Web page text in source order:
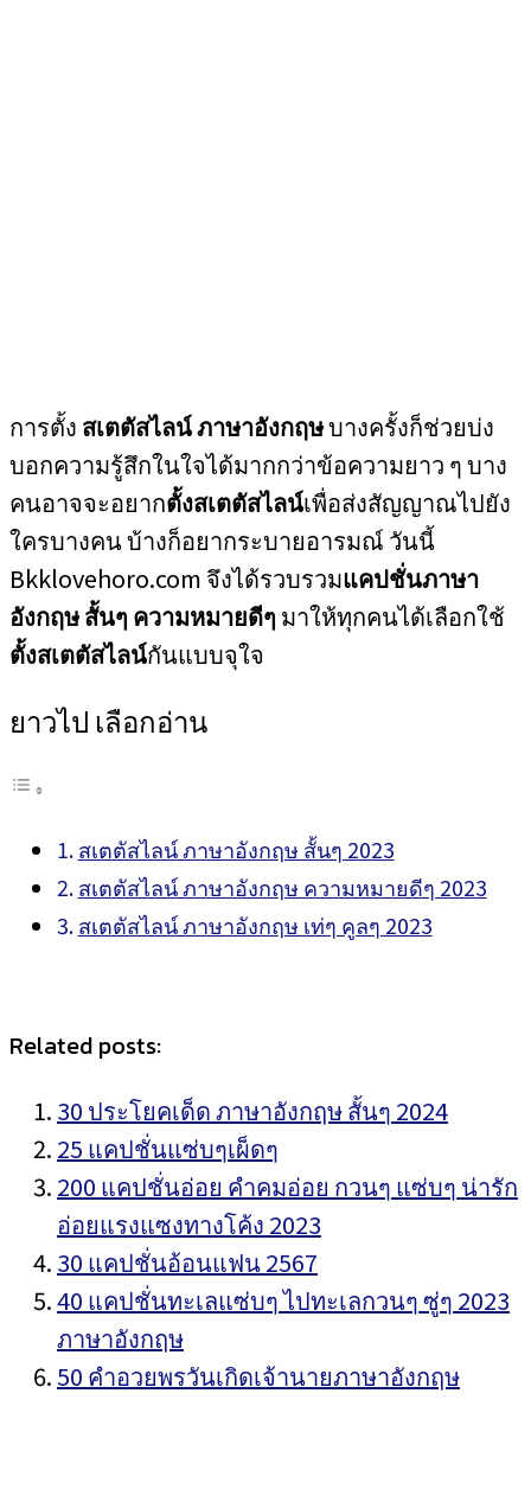
การตั้ง สเตตัสไลน์ ภาษาอังกฤษบางครั้งก็ช่วยบ่ง
บอกความรู้สึกในใจได้มากกว่าข้อความยาว ๆ บาง
คนอาจจะอยากตั้งสเตตัสไลน์เพื่อส่งสัญญาณไปยัง
ใครบางคน บ้างก็อยากระบายอารมณ์ วันนี้
Bkklovehoro.com จึงได้รวบรวมแคปชั่นภาษา
อังกฤษ สั้นๆ ความหมายดีๆ มาให้ทุกคนได้เลือกใช้
ตั้งสเตตัสไลน์กันแบบจุใจ
ยาวไป เลือกอ่าน
สเตตัสไลน์ ภาษาอังกฤษ สั้นๆ 2023
สเตตัสไลน์ ภาษาอังกฤษ ความหมายดีๆ 2023
สเตตัสไลน์ ภาษาอังกฤษ เท่ๆ คูลๆ 2023
Related posts:
30 ประโยคเด็ด ภาษาอังกฤษ สั้นๆ 2024
25 แคปชั่นแซ่บๆเผ็ดๆ
200 แคปชั่นอ่อย คำคมอ่อย กวนๆ แซ่บๆ น่ารัก
อ่อยแรงแซงทางโค้ง 2023
30 แคปชั่นอ้อนแฟน 2567
40 แคปชั่นทะเลแซ่บๆ ไปทะเลกวนๆ ซู่ๆ 2023
ภาษาอังกฤษ
50 คำอวยพรวันเกิดเจ้านายภาษาอังกฤษ